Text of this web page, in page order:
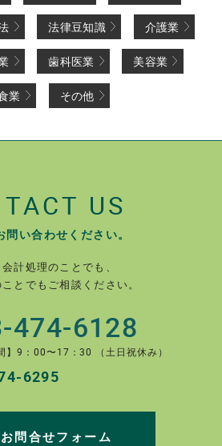
法律豆知識 介護業
歯科医業 美容業
業 その他
US
問い合わせください。
計処理のことでも、
とでもご相談ください。
474-6128
】9：00〜17：30 （土日祝休み）
6295
お問合せフォーム